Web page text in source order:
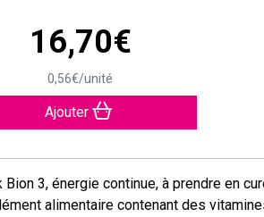
16,70€
0,56€/unité
Ajouter
Bion 3, énergie continue, à prendre en
alimentaire contenant des